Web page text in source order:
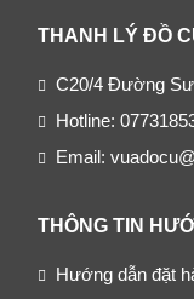
THANH LÝ ĐỒ
C20/4 Đường
Hotline:
Email:
THÔNG TIN
Hướng dẫn đặt